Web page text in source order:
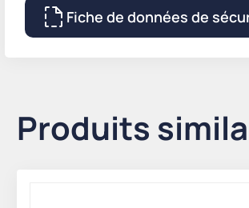
Fiche de données de
Produits